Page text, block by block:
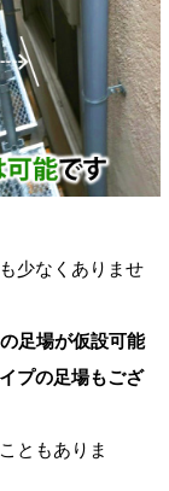
少なくありませ
足場が仮設可能
プの足場もござ
ともありま